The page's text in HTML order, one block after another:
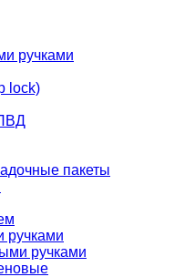
ручками
lock)
пакеты
ручками
ручками